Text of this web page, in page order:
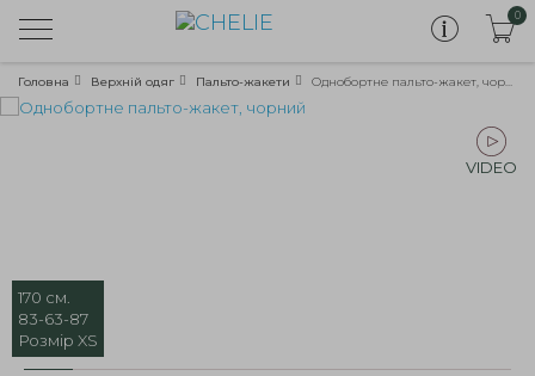
0
Головна Верхній одяг Пальто-жакети Однобортнe пальто-жакет, чорний
VIDEO
170 см.
83-63-87
Розмір XS